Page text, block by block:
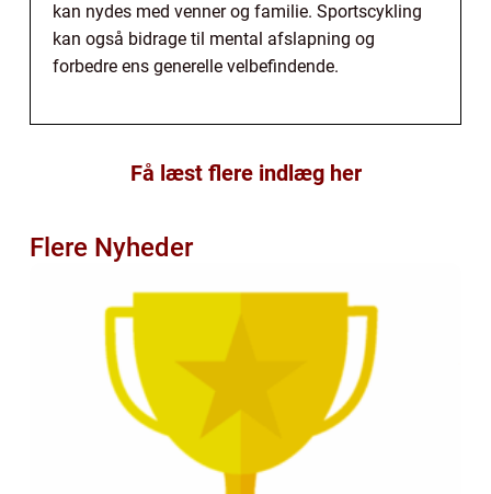
kan nydes med venner og familie. Sportscykling
kan også bidrage til mental afslapning og
forbedre ens generelle velbefindende.
Få læst flere indlæg her
Flere Nyheder